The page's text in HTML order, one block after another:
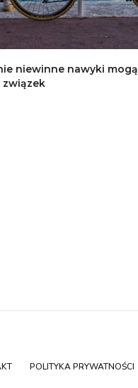
niewinne nawyki mogą
związek
POLITYKA PRYWATNOŚCI